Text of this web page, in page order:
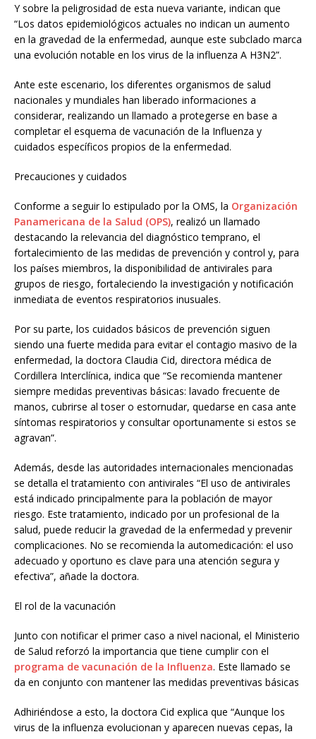
Y sobre la peligrosidad de esta nueva variante, indican que
“Los datos epidemiológicos actuales no indican un aumento
en la gravedad de la enfermedad, aunque este subclado marca
una evolución notable en los virus de la influenza A H3N2”.
Ante este escenario, los diferentes organismos de salud
nacionales y mundiales han liberado informaciones a
considerar, realizando un llamado a protegerse en base a
completar el esquema de vacunación de la Influenza y
cuidados específicos propios de la enfermedad.
Precauciones y cuidados
Conforme a seguir lo estipulado por la OMS, la Organización
Panamericana de la Salud (OPS), realizó un llamado
destacando la relevancia del diagnóstico temprano, el
fortalecimiento de las medidas de prevención y control y, para
los países miembros, la disponibilidad de antivirales para
grupos de riesgo, fortaleciendo la investigación y notificación
inmediata de eventos respiratorios inusuales.
Por su parte, los cuidados básicos de prevención siguen
siendo una fuerte medida para evitar el contagio masivo de la
enfermedad, la doctora Claudia Cid, directora médica de
Cordillera Interclínica, indica que “Se recomienda mantener
siempre medidas preventivas básicas: lavado frecuente de
manos, cubrirse al toser o estornudar, quedarse en casa ante
síntomas respiratorios y consultar oportunamente si estos se
agravan”.
Además, desde las autoridades internacionales mencionadas
se detalla el tratamiento con antivirales “El uso de antivirales
está indicado principalmente para la población de mayor
riesgo. Este tratamiento, indicado por un profesional de la
salud, puede reducir la gravedad de la enfermedad y prevenir
complicaciones. No se recomienda la automedicación: el uso
adecuado y oportuno es clave para una atención segura y
efectiva”, añade la doctora.
El rol de la vacunación
Junto con notificar el primer caso a nivel nacional, el Ministerio
de Salud reforzó la importancia que tiene cumplir con el
programa de vacunación de la Influenza. Este llamado se
da en conjunto con mantener las medidas preventivas básicas
Adhiriéndose a esto, la doctora Cid explica que “Aunque los
virus de la influenza evolucionan y aparecen nuevas cepas, la